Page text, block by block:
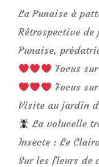
La Punaise à
Rétrospective
Punaise,
Focus
Focus
Visite au jardin
La volucelle
Insecte : Le
Sur les fleurs de